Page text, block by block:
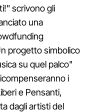
scrivono gli
una
progetto simbolico
su quel palco"
i
e Pensanti,
dagli artisti del